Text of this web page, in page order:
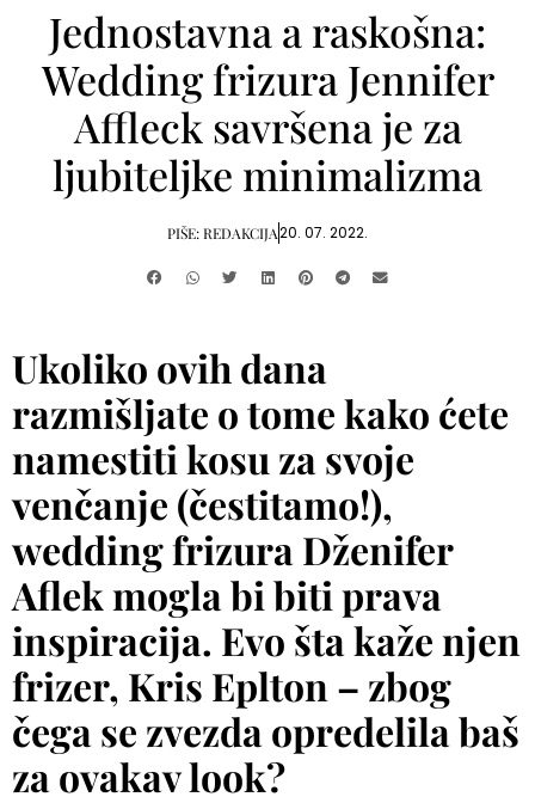
Jednostavna a raskošna:
Wedding frizura Jennifer
Affleck savršena je za
ljubiteljke minimalizma
PIŠE:REDAKCIJA20. 07. 2022.
Ukoliko ovih dana
razmišljate o tome kako ćete
namestiti kosu za svoje
venčanje (čestitamo!),
wedding frizura Dženifer
Aflek mogla bi biti prava
inspiracija. Evo šta kaže njen
frizer, Kris Eplton – zbog
čega se zvezda opredelila baš
za ovakav look?